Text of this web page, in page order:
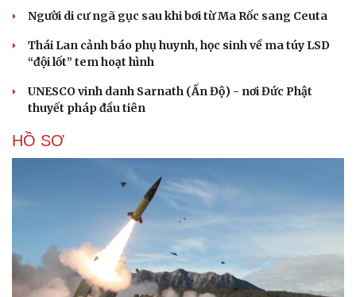
Người di cư ngã gục sau khi bơi từ Ma Rốc sang Ceuta
Thái Lan cảnh báo phụ huynh, học sinh về ma túy LSD
“đội lốt” tem hoạt hình
UNESCO vinh danh Sarnath (Ấn Độ) - nơi Đức Phật
thuyết pháp đầu tiên
HỒ SƠ